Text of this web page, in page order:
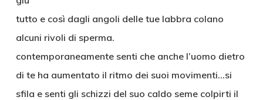
tutto e così dagli angoli delle tue labbra colano
alcuni rivoli di sperma.
contemporaneamente senti che anche l’uomo dietro
di te ha aumentato il ritmo dei suoi movimenti…si
sfila e senti gli schizzi del suo caldo seme colpirti il